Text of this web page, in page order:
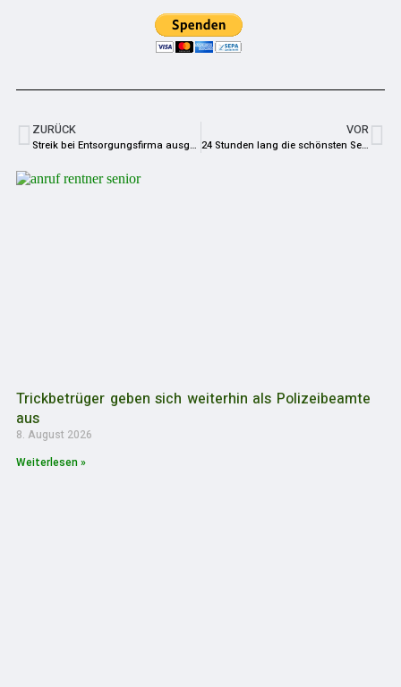
ZURÜCK
Streik bei Entsorgungsfirma ausgesetzt
VOR
24 Stunden lang die schönsten Seiten des Frankenwaldes erleben
Trickbetrüger geben sich weiterhin als Polizeibeamte
aus
8. August 2026
Weiterlesen »